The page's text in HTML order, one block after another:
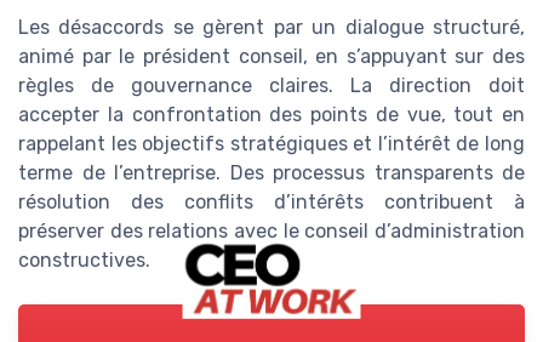
Les désaccords se gèrent par un dialogue structuré,
animé par le président conseil, en s’appuyant sur des
règles de gouvernance claires. La direction doit
accepter la confrontation des points de vue, tout en
rappelant les objectifs stratégiques et l’intérêt de long
terme de l’entreprise. Des processus transparents de
résolution des conflits d’intérêts contribuent à
préserver des relations avec le conseil d’administration
constructives.